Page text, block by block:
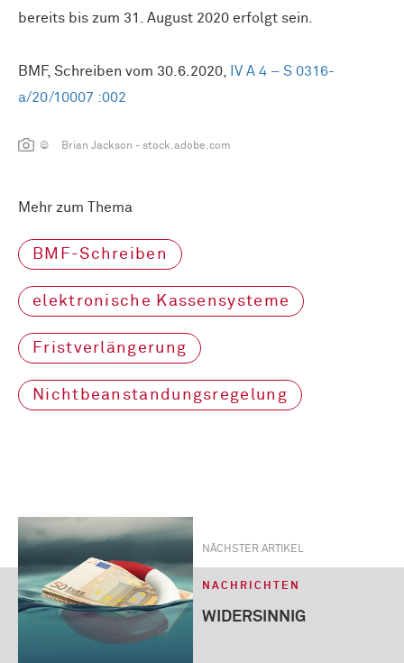
bereits bis zum 31. August 2020 erfolgt sein.
BMF, Schreiben vom 30.6.2020,
IV A 4 – S 0316-
a/20/10007 :002
© Brian Jackson - stock.adobe.com
Mehr zum Thema
BMF-Schreiben
elektronische Kassensysteme
Fristverlängerung
Nichtbeanstandungsregelung
NÄCHSTER ARTIKEL
NACHRICHTEN
WIDERSINNIG